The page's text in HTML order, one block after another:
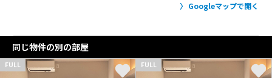
Googleマップで開く
同じ物件の別の部屋
FULL FULL